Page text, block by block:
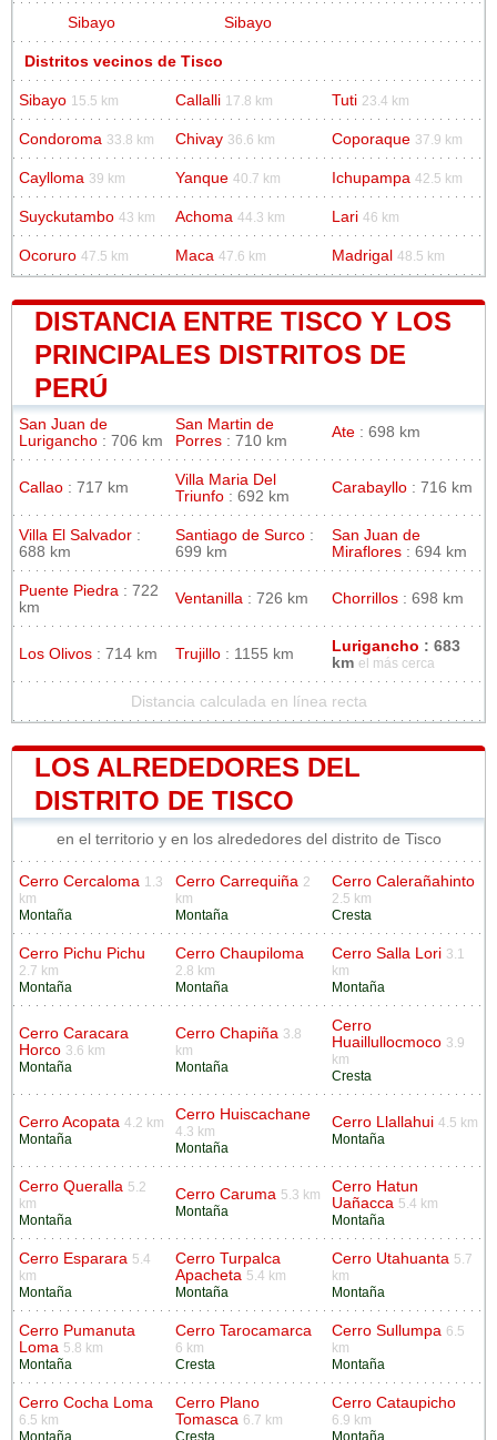
Sibayo Sibayo
Distritos vecinos de Tisco
Sibayo 15.5 km Callalli 17.8 km Tuti 23.4 km
Condoroma 33.8 km Chivay 36.6 km Coporaque 37.9 km
Caylloma 39 km Yanque 40.7 km Ichupampa 42.5 km
Suyckutambo 43 km Achoma 44.3 km Lari 46 km
Ocoruro 47.5 km Maca 47.6 km Madrigal 48.5 km
DISTANCIA ENTRE TISCO Y LOS
PRINCIPALES DISTRITOS DE
PERÚ
San Juan de
Lurigancho : 706 km
San Martin de
Porres : 710 km
Ate : 698 km
Callao : 717 km
Villa Maria Del
Triunfo : 692 km
Carabayllo : 716 km
Villa El Salvador :
688 km
Santiago de Surco :
699 km
San Juan de
Miraflores : 694 km
Puente Piedra : 722
km
Ventanilla : 726 km Chorrillos : 698 km
Los Olivos : 714 km Trujillo : 1155 km Lurigancho : 683
km el más cerca
Distancia calculada en línea recta
LOS ALREDEDORES DEL
DISTRITO DE TISCO
en el territorio y en los alrededores del distrito de Tisco
Cerro Cercaloma 1.3
km
Montaña
Cerro Carrequiña 2
km
Montaña
Cerro Calerañahinto
2.5 km
Cresta
Cerro Pichu Pichu
2.7 km
Montaña
Cerro Chaupiloma
2.8 km
Montaña
Cerro Salla Lori 3.1
km
Montaña
Cerro Caracara
Horco 3.6 km
Montaña
Cerro Chapiña 3.8
km
Montaña
Cerro
Huaillullocmoco 3.9
km
Cresta
Cerro Acopata 4.2 km
Montaña
Cerro Huiscachane
4.3 km
Montaña
Cerro Llallahui 4.5 km
Montaña
Cerro Queralla 5.2
km
Montaña
Cerro Caruma 5.3 km
Montaña
Cerro Hatun
Uañacca 5.4 km
Montaña
Cerro Esparara 5.4
km
Montaña
Cerro Turpalca
Apacheta 5.4 km
Montaña
Cerro Utahuanta 5.7
km
Montaña
Cerro Pumanuta
Loma 5.8 km
Montaña
Cerro Tarocamarca
6 km
Cresta
Cerro Sullumpa 6.5
km
Montaña
Cerro Cocha Loma
6.5 km
Montaña
Cerro Plano
Tomasca 6.7 km
Cresta
Cerro Cataupicho
6.9 km
Montaña